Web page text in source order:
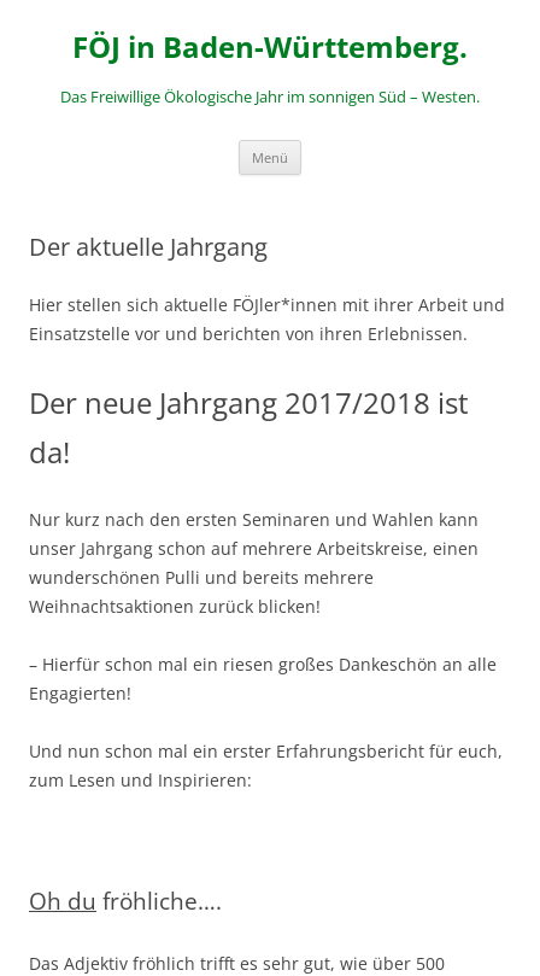
springenFÖJ in Baden-Württemberg.
Das Freiwillige Ökologische Jahr im sonnigen Süd – Westen.
Menü
Der aktuelle Jahrgang
Hier stellen sich aktuelle FÖJler*innen mit ihrer Arbeit und
Einsatzstelle vor und berichten von ihren Erlebnissen.
Der neue Jahrgang 2017/2018 ist
da!
Nur kurz nach den ersten Seminaren und Wahlen kann
unser Jahrgang schon auf mehrere Arbeitskreise, einen
wunderschönen Pulli und bereits mehrere
Weihnachtsaktionen zurück blicken!
– Hierfür schon mal ein riesen großes Dankeschön an alle
Engagierten!
Und nun schon mal ein erster Erfahrungsbericht für euch,
zum Lesen und Inspirieren:
Oh du fröhliche….
Das Adjektiv fröhlich trifft es sehr gut, wie über 500